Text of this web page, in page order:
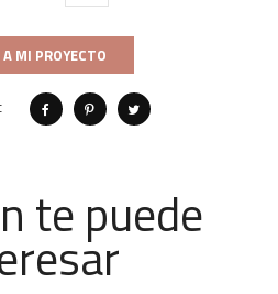
MI PROYECTO
te puede